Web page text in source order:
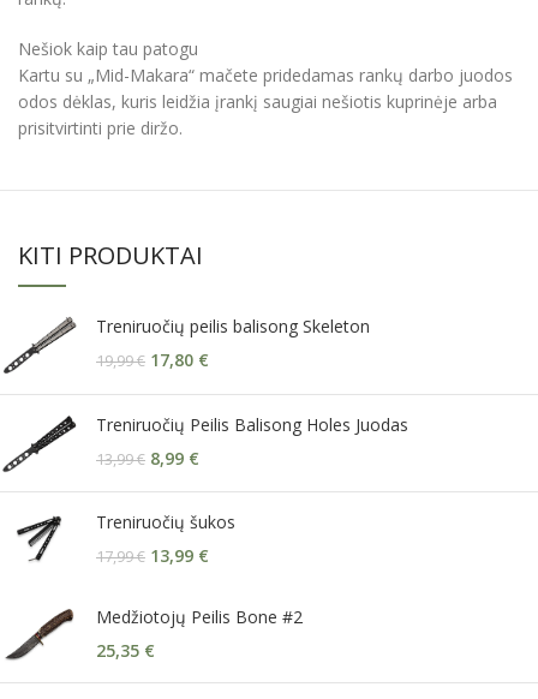
Nešiok kaip tau patogu
Kartu su „Mid-Makara“ mačete pridedamas rankų darbo juodos
odos dėklas, kuris leidžia įrankį saugiai nešiotis kuprinėje arba
prisitvirtinti prie diržo.
KITI PRODUKTAI
Treniruočių peilis balisong Skeleton
19,99€ 17,80 €
Treniruočių Peilis Balisong Holes Juodas
13,99€ 8,99 €
Treniruočių šukos
17,99€ 13,99 €
Medžiotojų Peilis Bone #2
25,35 €